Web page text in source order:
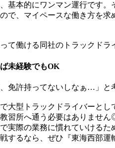
基本的にワンマン運行です
で、マイペースな働き方を求
て働ける同社のトラックドラ
未経験でもOK
免許持ってないしなぁ…」
大型トラックドライバーと
習所へ通う必要はありませ
実際の業務に慣れていける
するなら、ぜひ『東海西部運